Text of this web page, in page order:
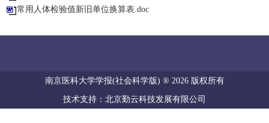
常用人体检验值新旧单位换算表.doc
南京医科大学学报(社会科学版) ® 2026 版权所有
技术支持：北京勤云科技发展有限公司